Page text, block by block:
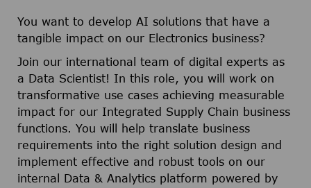
You want to develop AI solutions that have a
tangible impact on our Electronics business?
Join our international team of digital experts as
a Data Scientist! In this role, you will work on
transformative use cases achieving measurable
impact for our Integrated Supply Chain business
functions. You will help translate business
requirements into the right solution design and
implement effective and robust tools on our
internal Data & Analytics platform powered by